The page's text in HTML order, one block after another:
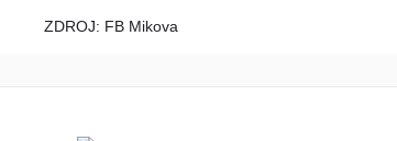
ZDROJ: FB Mikova